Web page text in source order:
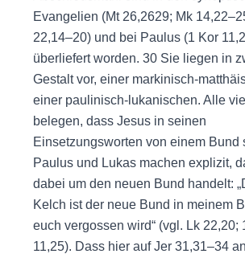
Evangelien (Mt 26,2629; Mk
22,14–20) und bei Paulus (1 Kor
überliefert worden. 30 Sie liegen in
Gestalt vor, einer markinisch-
einer paulinisch-lukanischen. Alle
belegen, dass Jesus in seinen
Einsetzungsworten von einem Bund
Paulus und Lukas machen explizit,
dabei um den neuen Bund handelt:
Kelch ist der neue Bund in meinem
euch vergossen wird“ (vgl. Lk 22,20;
11,25). Dass hier auf Jer 31,31–34